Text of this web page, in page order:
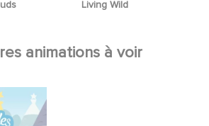
Living Wild
animations à voir